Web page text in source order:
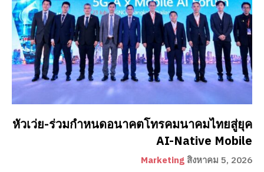
หัวเว่ย-ร่วมกำหนดอนาคตโทรคมนาคมไทยสู่ยุค
AI-Native Mobile
Marketing สิงหาคม 5, 2026